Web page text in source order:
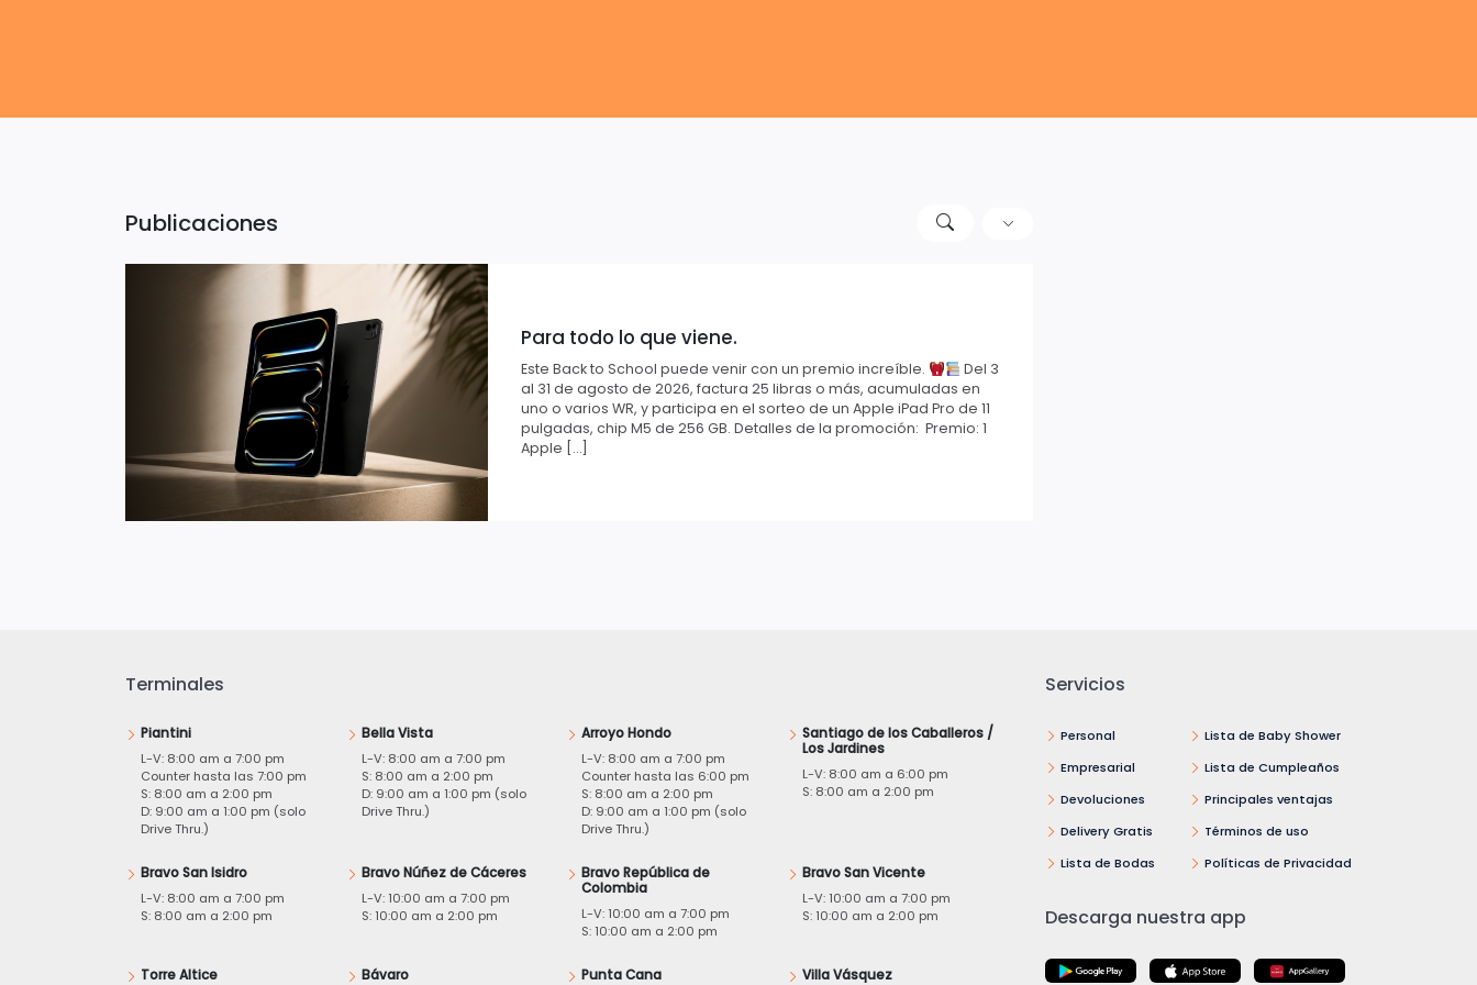
Publicaciones
Para todo lo que viene.
Este Back to School puede venir con un premio increíble.
Del 3
al 31 de agosto de 2026, factura 25 libras o más, acumuladas en
uno o varios WR, y participa en el sorteo de un Apple iPad Pro de 11
pulgadas, chip M5 de 256 GB. Detalles de la promoción: Premio: 1
Apple […]
Terminales
Piantini
L-V: 8:00 am a 7:00 pm
Counter hasta las 7:00 pm
S: 8:00 am a 2:00 pm
D: 9:00 am a 1:00 pm (solo
Drive Thru.)
Bella Vista
L-V: 8:00 am a 7:00 pm
S: 8:00 am a 2:00 pm
D: 9:00 am a 1:00 pm (solo
Drive Thru.)
Arroyo Hondo
L-V: 8:00 am a 7:00 pm
Counter hasta las 6:00 pm
S: 8:00 am a 2:00 pm
D: 9:00 am a 1:00 pm (solo
Drive Thru.)
Santiago de los Caballeros /
Los Jardines
L-V: 8:00 am a 6:00 pm
S: 8:00 am a 2:00 pm
Bravo San Isidro
L-V: 8:00 am a 7:00 pm
S: 8:00 am a 2:00 pm
Bravo Núñez de Cáceres
L-V: 10:00 am a 7:00 pm
S: 10:00 am a 2:00 pm
Bravo República de
Colombia
L-V: 10:00 am a 7:00 pm
S: 10:00 am a 2:00 pm
Bravo San Vicente
L-V: 10:00 am a 7:00 pm
S: 10:00 am a 2:00 pm
Torre Altice Bávaro Punta Cana Villa Vásquez
Servicios
Personal
Empresarial
Devoluciones
Delivery Gratis
Lista de Bodas
Lista de Baby Shower
Lista de Cumpleaños
Principales ventajas
Términos de uso
Políticas de Privacidad
Descarga nuestra app